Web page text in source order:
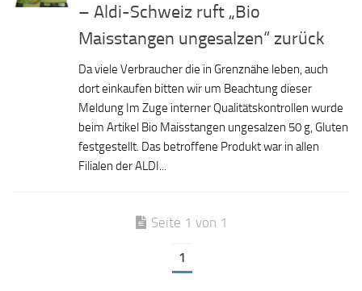
– Aldi-Schweiz ruft „Bio
Maisstangen ungesalzen“ zurück
Da viele Verbraucher die in Grenznähe leben, auch
dort einkaufen bitten wir um Beachtung dieser
Meldung Im Zuge interner Qualitätskontrollen wurde
beim Artikel Bio Maisstangen ungesalzen 50 g, Gluten
festgestellt. Das betroffene Produkt war in allen
Filialen der ALDI...
Seite 1 von 1
1